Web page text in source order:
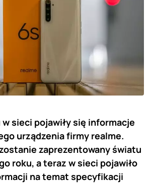
sieci pojawiły się informacje
urządzenia firmy realme.
zaprezentowany światu
roku, a teraz w sieci pojawiło
na temat specyfikacji